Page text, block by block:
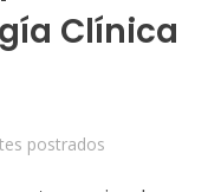
Clínica
postrados